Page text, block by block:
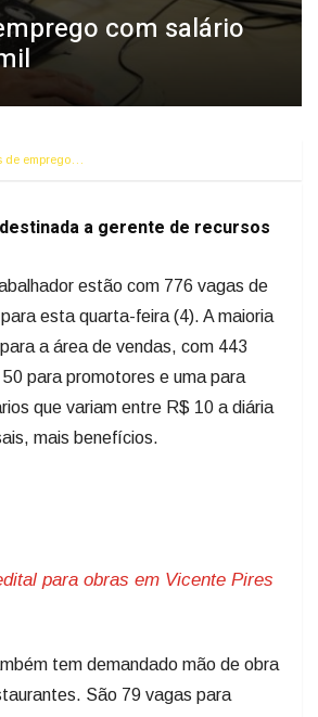
com salário
de emprego…
a gerente de recursos
estão com 776 vagas de
esta quarta-feira (4). A maioria
a área de vendas, com 443
para promotores e uma para
que variam entre R$ 10 a diária
mais benefícios.
para obras em Vicente Pires
tem demandado mão de obra
São 79 vagas para